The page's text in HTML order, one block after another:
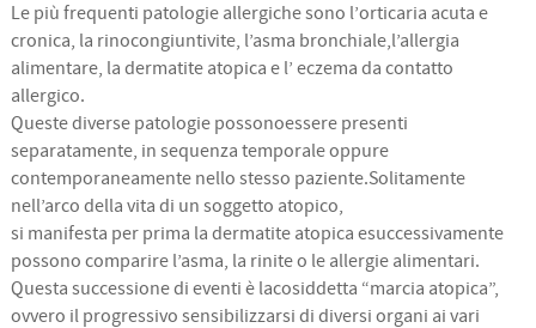
Le più frequenti patologie allergiche sono l’orticaria acuta e
cronica, la rinocongiuntivite, l’asma bronchiale,l’allergia
alimentare, la dermatite atopica e l’ eczema da contatto
allergico.
Queste diverse patologie possonoessere presenti
separatamente, in sequenza temporale oppure
contemporaneamente nello stesso paziente.Solitamente
nell’arco della vita di un soggetto atopico,
si manifesta per prima la dermatite atopica esuccessivamente
possono comparire l’asma, la rinite o le allergie alimentari.
Questa successione di eventi è lacosiddetta “marcia atopica”,
ovvero il progressivo sensibilizzarsi di diversi organi ai vari